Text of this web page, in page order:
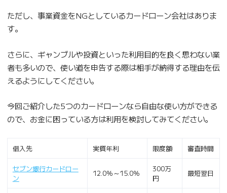
ただし、事業資金をNGとしているカードローン会社はありま
す。
さらに、ギャンブルや投資といった利用目的を良く思わない業
者も多いので、使い道を申告する際は相手が納得する理由を伝
えるようにしてください。
今回ご紹介した5つのカードローンなら自由な使い方ができる
ので、お金に困っている方は利用を検討してみてください。
借入先 実質年利 限度額 審査時間
セブン銀行カードロー
ン
12.0％～15.0％
300万
円
最短翌日